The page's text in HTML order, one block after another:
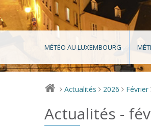
MÉTÉO AU LUXEMBOURG
> Actualités > 2026 > Février
Actualités -